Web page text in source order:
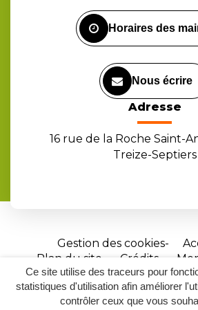
Ce site utilise des traceurs pour
statistiques d'utilisation afin améliorer
contrôler ceux que vous
Horaires des
Nous écrire
Adresse
16 rue de la Roche Saint-
Treize-Septiers
Gestion des cookies
Plan du site
Crédits
Site
réalisé